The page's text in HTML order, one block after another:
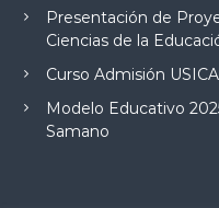
Presentación de
Ciencias de la
Curso Admisión
Modelo Educativo
Samano